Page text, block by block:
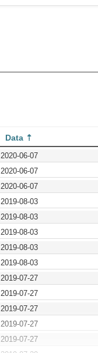
Data
2020-06-07
2020-06-07
2020-06-07
2019-08-03
2019-08-03
2019-08-03
2019-08-03
2019-08-03
2019-07-27
2019-07-27
2019-07-27
2019-07-27
2019-07-27